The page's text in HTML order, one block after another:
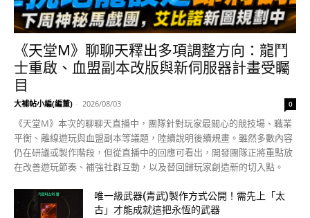
《天堂M》聊聊天釋出多項調整方向：龍鬥
士重啟、血盟副本改版與新伺服器計畫受矚
目
大補帖小編(編董) - 2026/08/03 0
《天堂M》本次的聊聊天直播中，團隊針對玩家最關心的競技場、職業
平衡、離線遊玩與血盟副本等議題，陸續說明後續規畫。雖然多數內容
仍在研議或製作階段，但從直播中的回應可看出，開發團隊正將重點放
在改善遊玩節奏、補強社群互動，以及替回歸玩家創造新的切入點。
唯一級武器(青武)製作方式公開！需先上「太
古」才能成就這把永恆的武器